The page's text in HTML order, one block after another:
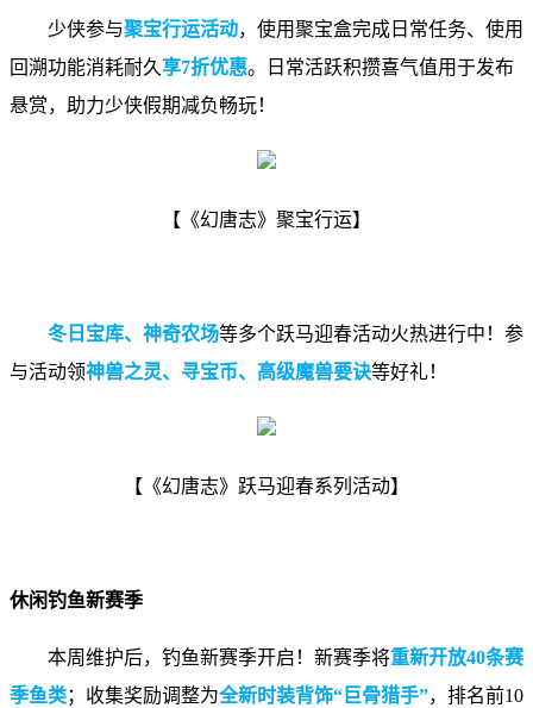
少侠参与聚宝行运活动，使用聚宝盒完成日常任务、使用
回溯功能消耗耐久享7折优惠。日常活跃积攒喜气值用于发布
悬赏，助力少侠假期减负畅玩！
【《幻唐志》聚宝行运】
冬日宝库、神奇农场等多个跃马迎春活动火热进行中！参
与活动领神兽之灵、寻宝币、高级魔兽要诀等好礼！
【《幻唐志》跃马迎春系列活动】
休闲钓鱼新赛季
本周维护后，钓鱼新赛季开启！新赛季将重新开放40条赛
季鱼类；收集奖励调整为全新时装背饰“巨骨猎手”，排名前10